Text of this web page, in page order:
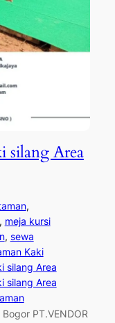
silang Area
, meja kursi
, sewa
Kaki
silang Area
silang Area
PT.VENDOR